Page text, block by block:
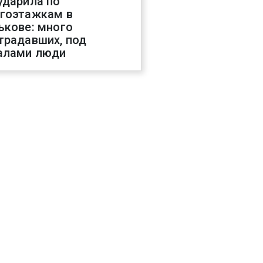
в
много
под
люди